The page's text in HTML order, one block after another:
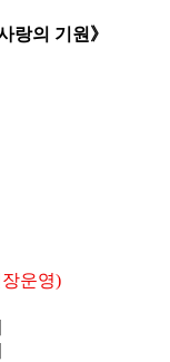
랑의 기원》
운영)